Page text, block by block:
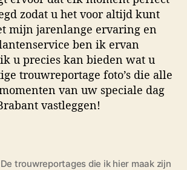
zodat u het voor altijd kunt
mijn jarenlange ervaring en
ben ik ervan
u precies kan bieden wat u
trouwreportage foto’s die alle
van uw speciale dag
vastleggen!
De trouwreportages die ik hier maak zijn